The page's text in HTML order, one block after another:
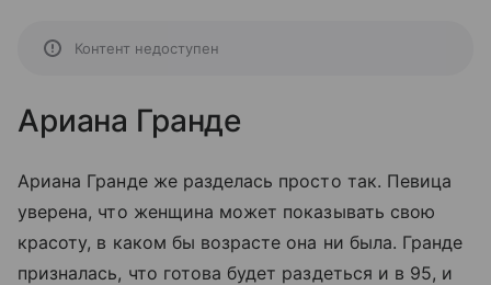
Контент недоступен
Ариана Гранде
Ариана Гранде же разделась просто так. Певица
уверена, что женщина может показывать свою
красоту, в каком бы возрасте она ни была. Гранде
призналась, что готова будет раздеться и в 95, и